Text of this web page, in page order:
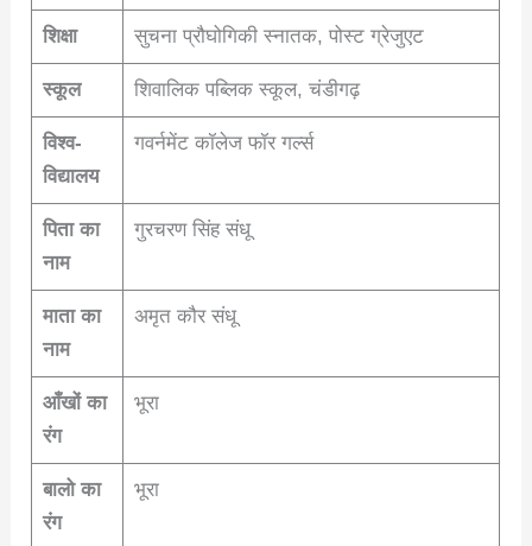
शिक्षा सुचना प्रौघोगिकी स्नातक, पोस्ट ग्रेजुएट
स्कूल शिवालिक पब्लिक स्कूल, चंडीगढ़
विश्व-
विद्यालय
गवर्नमेंट कॉलेज फॉर गर्ल्स
पिता का
नाम
गुरचरण सिंह संधू
माता का
नाम
अमृत कौर संधू
आँखों का
रंग
भूरा
बालो का
रंग
भूरा